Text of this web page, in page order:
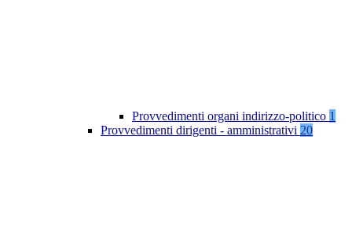
Provvedimenti organi indirizzo-politico 1
Provvedimenti dirigenti - amministrativi 20